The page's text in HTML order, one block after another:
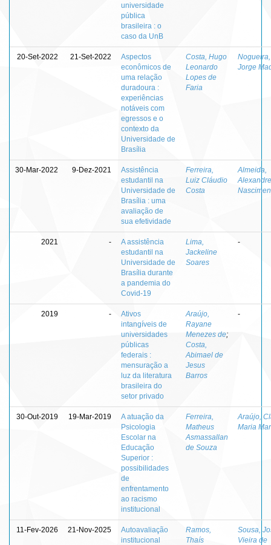
universidade
pública
brasileira : o
caso da UnB
20-Set-2022 21-Set-2022
Aspectos
econômicos de
uma relação
duradoura :
experiências
notáveis com
egressos e o
contexto da
Universidade de
Brasília
Costa, Hugo
Leonardo
Lopes de
Faria
Nogueira,
Jorge
30-Mar-2022 9-Dez-2021
Assistência
estudantil na
Universidade de
Brasília : uma
avaliação de
sua efetividade
Ferreira,
Luiz Cláudio
Costa
Almeida,
Alexandre
2021 -
A assistência
estudantil na
Universidade de
Brasília durante
a pandemia do
Covid-19
Lima,
Jackeline
Soares
-
2019 -
Ativos
intangíveis de
universidades
públicas
federais :
mensuração a
luz da literatura
brasileira do
setor privado
Araújo,
Rayane
Menezes de;
Costa,
Abimael de
Jesus
Barros
-
30-Out-2019 19-Mar-2019
A atuação da
Psicologia
Escolar na
Educação
Superior :
possibilidades
de
enfrentamento
ao racismo
institucional
Ferreira,
Matheus
Asmassallan
de Souza
Araújo,
Maria
11-Fev-2026 21-Nov-2025
Autoavaliação
institucional
Ramos,
Thaís
Sousa,
Vieira de